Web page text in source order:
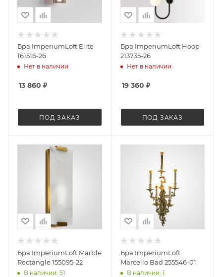
Бра ImperiumLoft Elite
161516-26
Нет в наличии
13 860 ₽
ПОД ЗАКАЗ
Бра ImperiumLoft Hoop
213735-26
Нет в наличии
19 360 ₽
ПОД ЗАКАЗ
Бра ImperiumLoft Marble
Rectangle 155095-22
В наличии: 51
Бра ImperiumLoft
Marcello Bad 255546-01
В наличии: 1